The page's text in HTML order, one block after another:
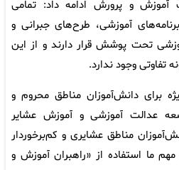
آموزش و پرورش ادامه داد: تمامی
آموزشی، طرح‌های جبرانی و
تحت پوشش قرار دارند و از این
تفاوتی وجود ندارد.
برای دانش‌آموزان مناطق محروم و
عدالت آموزشی و آموزش عشایر
مناطق عشایری و کم‌برخوردار
مهم ما استفاده از «راهبران آموزش و